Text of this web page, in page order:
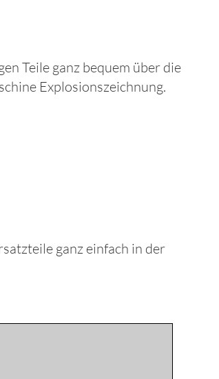
Teile ganz bequem über die
Explosionszeichnung.
ganz einfach in der